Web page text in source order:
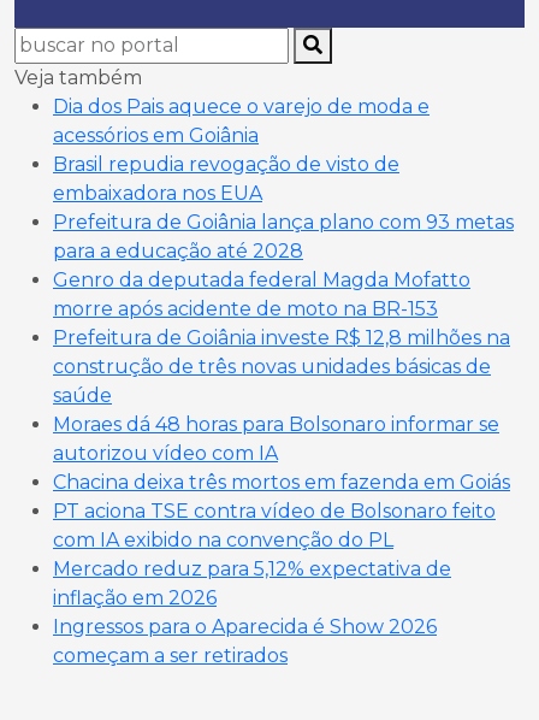
Veja também
Dia dos Pais aquece o varejo de moda e
acessórios em Goiânia
Brasil repudia revogação de visto de
embaixadora nos EUA
Prefeitura de Goiânia lança plano com 93 metas
para a educação até 2028
Genro da deputada federal Magda Mofatto
morre após acidente de moto na BR-153
Prefeitura de Goiânia investe R$ 12,8 milhões na
construção de três novas unidades básicas de
saúde
Moraes dá 48 horas para Bolsonaro informar se
autorizou vídeo com IA
Chacina deixa três mortos em fazenda em Goiás
PT aciona TSE contra vídeo de Bolsonaro feito
com IA exibido na convenção do PL
Mercado reduz para 5,12% expectativa de
inflação em 2026
Ingressos para o Aparecida é Show 2026
começam a ser retirados